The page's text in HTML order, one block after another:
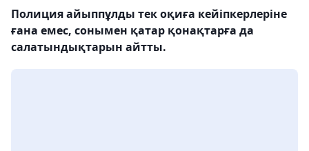
Полиция айыппұлды тек оқиға кейіпкерлеріне
ғана емес, сонымен қатар қонақтарға да
салатындықтарын айтты.